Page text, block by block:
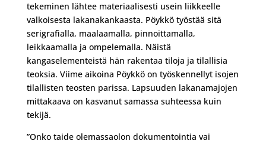
tekeminen lähtee materiaalisesti usein liikkeelle
valkoisesta lakanakankaasta. Pöykkö työstää sitä
serigrafialla, maalaamalla, pinnoittamalla,
leikkaamalla ja ompelemalla. Näistä
kangaselementeistä hän rakentaa tiloja ja tilallisia
teoksia. Viime aikoina Pöykkö on työskennellyt isojen
tilallisten teosten parissa. Lapsuuden lakanamajojen
mittakaava on kasvanut samassa suhteessa kuin
tekijä.
”Onko taide olemassaolon dokumentointia vai